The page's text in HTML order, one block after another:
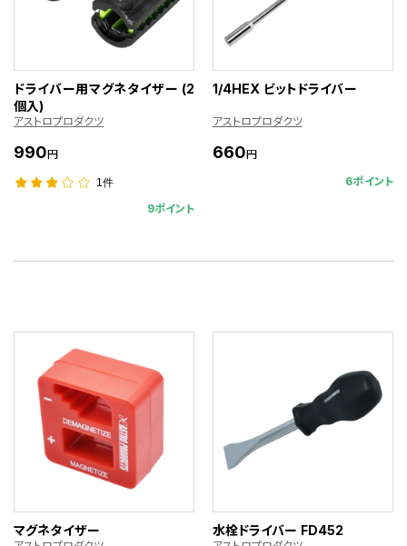
ドライバー用マグネタイザー (2
個入)
アストロプロダクツ
990円
1件
9ポイント
1/4HEX ビットドライバー
アストロプロダクツ
660円
6ポイント
マグネタイザー 水栓ドライバー FD452